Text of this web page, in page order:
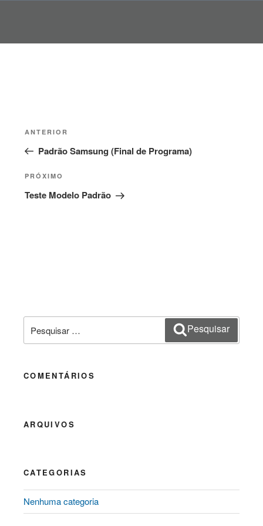
Navegação
Post
Post
anterior
ANTERIOR
Padrão Samsung (Final de Programa)
Próximo
post
PRÓXIMO
Teste Modelo Padrão
por:
Pesquisar
COMENTÁRIOS
ARQUIVOS
CATEGORIAS
Nenhuma categoria